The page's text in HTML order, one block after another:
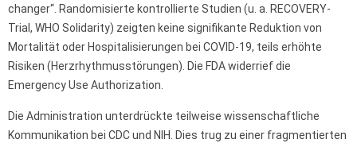
changer“. Randomisierte kontrollierte Studien (u. a. RECOVERY-
Trial, WHO Solidarity) zeigten keine signifikante Reduktion von
Mortalität oder Hospitalisierungen bei COVID-19, teils erhöhte
Risiken (Herzrhythmusstörungen). Die FDA widerrief die
Emergency Use Authorization.
Die Administration unterdrückte teilweise wissenschaftliche
Kommunikation bei CDC und NIH. Dies trug zu einer fragmentierten